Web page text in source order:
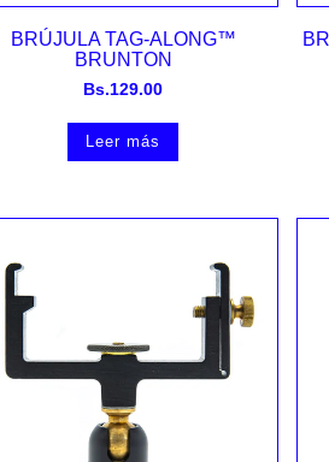
Vista rápida
BRÚJULA TAG-ALONG™
BRUNTON
Bs.129.00
Leer más